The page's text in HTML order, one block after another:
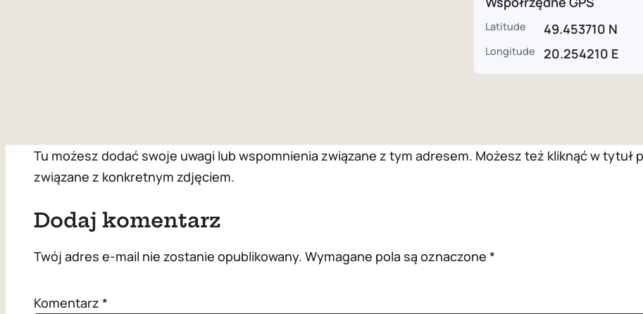
Latitude 49.453710 N
Longitude 20.254210 E
Tu możesz dodać swoje uwagi lub wspomnienia związane z tym adresem. Możesz też kliknąć w tytuł
związane z konkretnym zdjęciem.
Dodaj komentarz
Twój adres e-mail nie zostanie opublikowany. Wymagane pola są oznaczone *
Komentarz *